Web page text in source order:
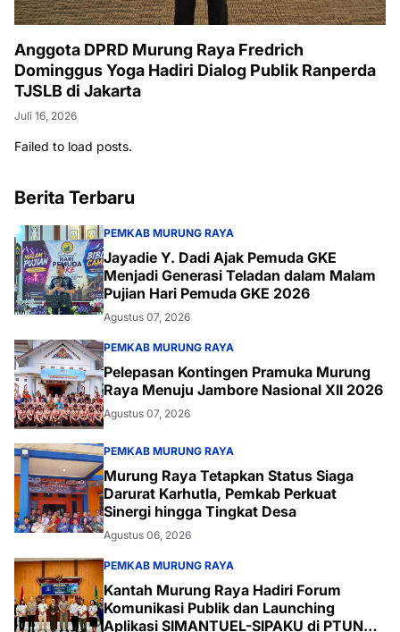
Anggota DPRD Murung Raya Fredrich
Dominggus Yoga Hadiri Dialog Publik Ranperda
TJSLB di Jakarta
Juli 16, 2026
Failed to load posts.
Berita Terbaru
PEMKAB MURUNG RAYA
Jayadie Y. Dadi Ajak Pemuda GKE
Menjadi Generasi Teladan dalam Malam
Pujian Hari Pemuda GKE 2026
Agustus 07, 2026
PEMKAB MURUNG RAYA
Pelepasan Kontingen Pramuka Murung
Raya Menuju Jambore Nasional XII 2026
Agustus 07, 2026
PEMKAB MURUNG RAYA
Murung Raya Tetapkan Status Siaga
Darurat Karhutla, Pemkab Perkuat
Sinergi hingga Tingkat Desa
Agustus 06, 2026
PEMKAB MURUNG RAYA
Kantah Murung Raya Hadiri Forum
Komunikasi Publik dan Launching
Aplikasi SIMANTUEL-SIPAKU di PTUN